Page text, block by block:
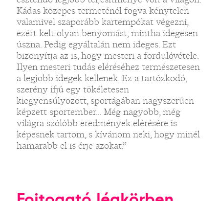
Kádas közepes termeténél fogva kénytelen
valamivel szaporább kartempókat végezni,
ezért kelt olyan benyomást, mintha idegesen
úszna. Pedig egyáltalán nem ideges. Ezt
bizonyítja az is, hogy mesteri a fordulóvétele.
Ilyen mesteri tudás eléréséhez természetesen
a legjobb idegek kellenek. Ez a tartózkodó,
szerény ifjú egy tökéletesen
kiegyensúlyozott, sportágában nagyszerűen
képzett sportember... Még nagyobb, még
világra szólóbb eredmények elérésére is
képesnek tartom, s kívánom neki, hogy minél
hamarabb el is érje azokat.”